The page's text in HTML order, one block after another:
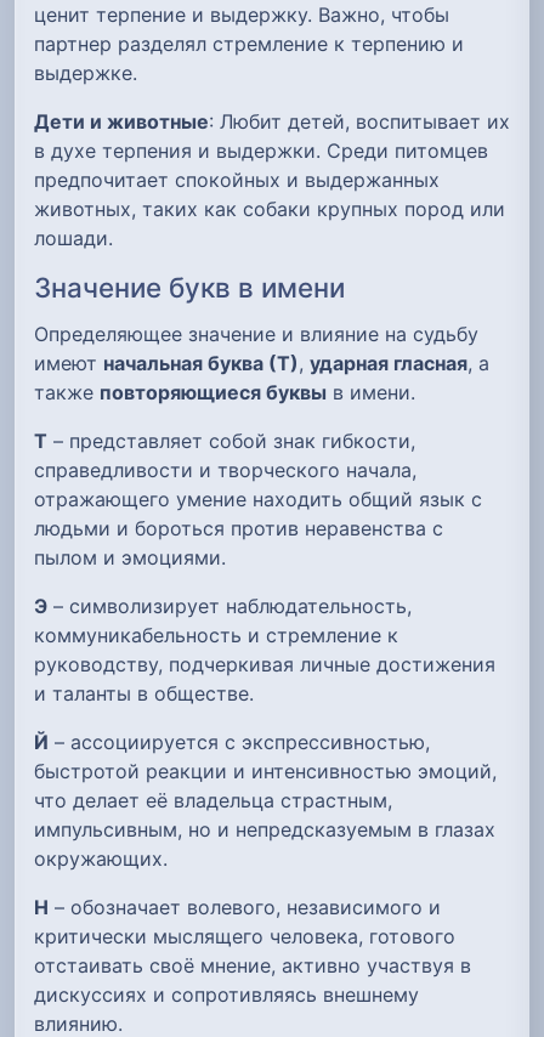
ценит терпение и выдержку. Важно, чтобы
партнер разделял стремление к терпению и
выдержке.
Дети и животные: Любит детей, воспитывает их
в духе терпения и выдержки. Среди питомцев
предпочитает спокойных и выдержанных
животных, таких как собаки крупных пород или
лошади.
Значение букв в имени
Определяющее значение и влияние на судьбу
имеют начальная буква (Т), ударная гласная, а
также повторяющиеся буквы в имени.
Т – представляет собой знак гибкости,
справедливости и творческого начала,
отражающего умение находить общий язык с
людьми и бороться против неравенства с
пылом и эмоциями.
Э – символизирует наблюдательность,
коммуникабельность и стремление к
руководству, подчеркивая личные достижения
и таланты в обществе.
Й – ассоциируется с экспрессивностью,
быстротой реакции и интенсивностью эмоций,
что делает её владельца страстным,
импульсивным, но и непредсказуемым в глазах
окружающих.
Н – обозначает волевого, независимого и
критически мыслящего человека, готового
отстаивать своё мнение, активно участвуя в
дискуссиях и сопротивляясь внешнему
влиянию.